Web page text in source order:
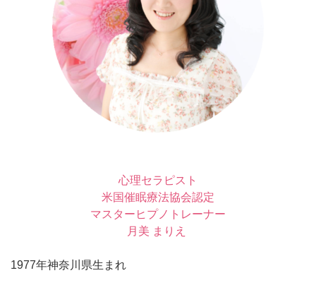
心理セラピスト
米国催眠療法協会認定
マスターヒプノトレーナー
月美 まりえ
1977年神奈川県生まれ